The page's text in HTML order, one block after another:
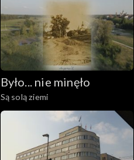
Było... nie minęło
Są solą ziemi